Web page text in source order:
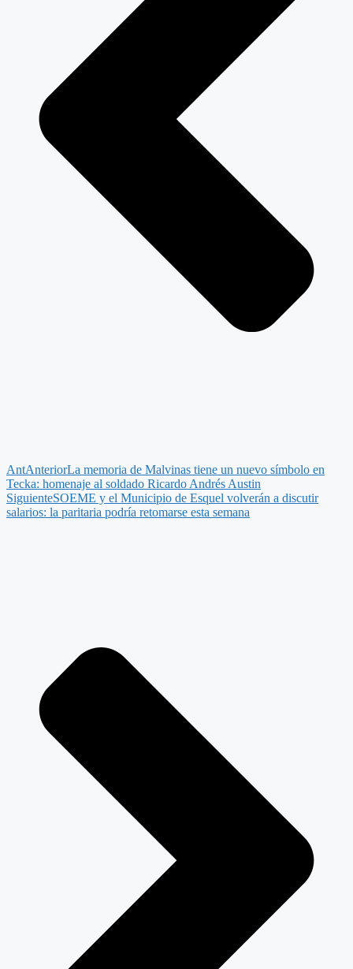
AntAnteriorLa memoria de Malvinas tiene un nuevo símbolo en
Tecka: homenaje al soldado Ricardo Andrés Austin
SiguienteSOEME y el Municipio de Esquel volverán a discutir
salarios: la paritaria podría retomarse esta semana